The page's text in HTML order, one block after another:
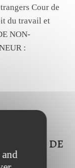
Cour de
du travail et
NON-
:
de